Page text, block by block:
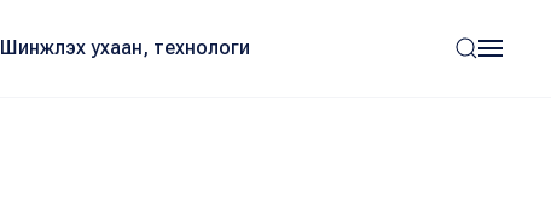
Шинжлэх ухаан, технологи